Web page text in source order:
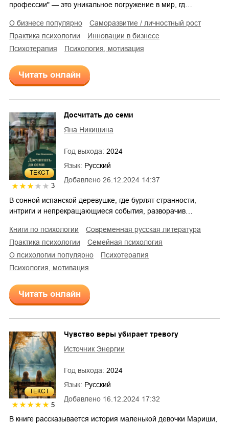
профессии" — это уникальное погружение в мир, гд…
о бизнесе популярно
саморазвитие / личностный рост
практика психологии
инновации в бизнесе
психотерапия
психология, мотивация
Читать онлайн
ТЕКСТ
3
Добавлено 26.12.2024 14:37
Досчитать до семи
Яна Никишина
Год выхода: 2024
Язык: Русский
В сонной испанской деревушке, где бурлят странности,
интриги и непрекращающиеся события, разворачив…
книги по психологии
современная русская литература
практика психологии
семейная психология
о психологии популярно
психотерапия
психология, мотивация
Читать онлайн
ТЕКСТ
5
Добавлено 16.12.2024 17:32
Чувство веры убирает тревогу
Источник Энергии
Год выхода: 2024
Язык: Русский
В книге рассказывается история маленькой девочки Мариши,